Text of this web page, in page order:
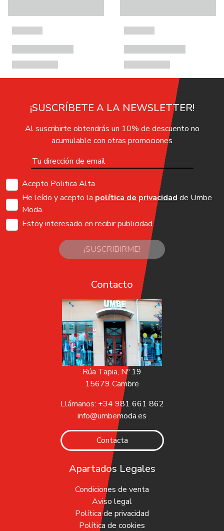
¡SUSCRÍBETE A LA NEWSLETTER!
Al suscribirte obtendrás un 10% de descuento no
acumulable con otras promociones
Acepto Politica Alta
He leído y acepto la política de privacidad de Umbe
Moda.
Estoy interesado en recibir publicidad.
¡SUSCRIBIRME!
Contacto
Rúa Tapia, Nº 19
15679 Cambre
Llámanos: +34 981 661 862
info@umbemoda.es
Contacta
Apartados Legales
Condiciones de venta
Aviso legal
Política de privacidad
Política de cookies